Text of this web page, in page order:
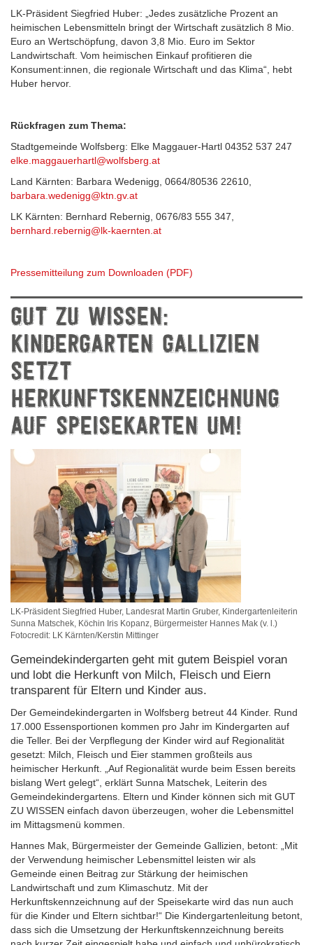
LK-Präsident Siegfried Huber: „Jedes zusätzliche Prozent an
heimischen Lebensmitteln bringt der Wirtschaft zusätzlich 8 Mio.
Euro an Wertschöpfung, davon 3,8 Mio. Euro im Sektor
Landwirtschaft. Vom heimischen Einkauf profitieren die
Konsument:innen, die regionale Wirtschaft und das Klima“, hebt
Huber hervor.
Rückfragen zum Thema:
Stadtgemeinde Wolfsberg: Elke Maggauer-Hartl 04352 537 247
elke.maggauerhartl@wolfsberg.at
Land Kärnten: Barbara Wedenigg, 0664/80536 22610,
barbara.wedenigg@ktn.gv.at
LK Kärnten: Bernhard Rebernig, 0676/83 555 347,
bernhard.rebernig@lk-kaernten.at
Pressemitteilung zum Downloaden (PDF)
GUT ZU WISSEN:
KINDERGARTEN GALLIZIEN
SETZT
HERKUNFTSKENNZEICHNUNG
AUF SPEISEKARTEN UM!
LK-Präsident Siegfried Huber, Landesrat Martin Gruber, Kindergartenleiterin
Sunna Matschek, Köchin Iris Kopanz, Bürgermeister Hannes Mak (v. l.)
Fotocredit: LK Kärnten/Kerstin Mittinger
Gemeindekindergarten geht mit gutem Beispiel voran
und lobt die Herkunft von Milch, Fleisch und Eiern
transparent für Eltern und Kinder aus.
Der Gemeindekindergarten in Wolfsberg betreut 44 Kinder. Rund
17.000 Essensportionen kommen pro Jahr im Kindergarten auf
die Teller. Bei der Verpflegung der Kinder wird auf Regionalität
gesetzt: Milch, Fleisch und Eier stammen großteils aus
heimischer Herkunft. „Auf Regionalität wurde beim Essen bereits
bislang Wert gelegt“, erklärt Sunna Matschek, Leiterin des
Gemeindekindergartens. Eltern und Kinder können sich mit GUT
ZU WISSEN einfach davon überzeugen, woher die Lebensmittel
im Mittagsmenü kommen.
Hannes Mak, Bürgermeister der Gemeinde Gallizien, betont: „Mit
der Verwendung heimischer Lebensmittel leisten wir als
Gemeinde einen Beitrag zur Stärkung der heimischen
Landwirtschaft und zum Klimaschutz. Mit der
Herkunftskennzeichnung auf der Speisekarte wird das nun auch
für die Kinder und Eltern sichtbar!“ Die Kindergartenleitung betont,
dass sich die Umsetzung der Herkunftskennzeichnung bereits